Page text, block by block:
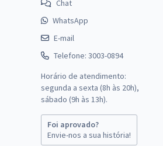
Chat
WhatsApp
E-mail
Telefone: 3003-0894
Horário de atendimento:
segunda a sexta (8h às 20h),
sábado (9h às 13h).
Foi aprovado?
Envie-nos a sua história!